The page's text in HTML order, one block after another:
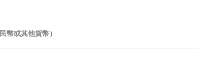
幣或其他貨幣）